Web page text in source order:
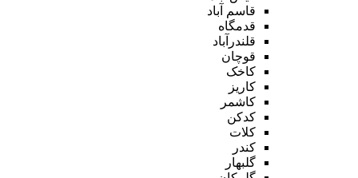
قاسم آباد
قدمگاه
قلندرآباد
قوچان
کاخک
کاریز
کاشمر
کدکن
کلات
کندر
گلبهار